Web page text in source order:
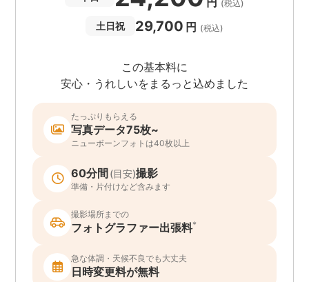
(税込)
土日祝 29,700 円 (税込)
この基本料に
安心・うれしいをまるっと込めました
たっぷりもらえる
写真データ75枚~
ニューボーンフォトは40枚以上
60分間 (目安)撮影
準備・片付けなど含みます
撮影場所までの
フォトグラファー出張料*
急な体調・天候不良でも大丈夫
日時変更料が無料